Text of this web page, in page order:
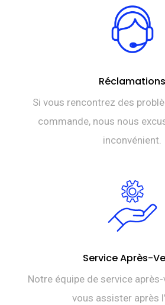
Réclamations
Si vous rencontrez des
commande, nous nous
inconvénient.
Service Après-
Notre équipe de service
vous assister après